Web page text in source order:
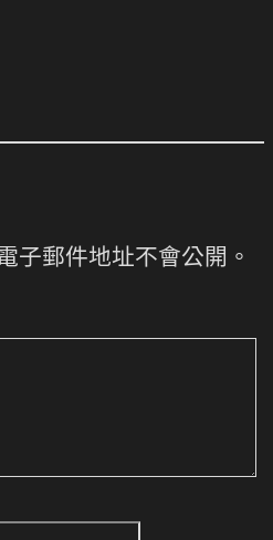
子郵件地址不會公開。